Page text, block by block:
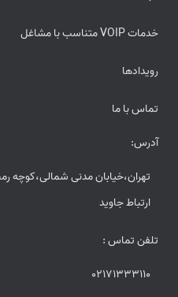
خدمات VOIP متناسب با مشاغل
رویدادها
تماس با ما
آدرس:
ارتباط جاوید
تلفن تماس :
02171333110